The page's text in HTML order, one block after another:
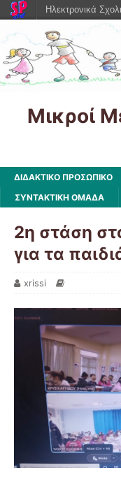
Μικροί
ΔΙΔΑΚΤΙΚΟ ΠΡΟΣΩΠΙΚΟ
ΣΥΝΤΑΚΤΙΚΗ ΟΜΑΔΑ
2η στάση
για τα
xrissi
Ηλεκτρονικά